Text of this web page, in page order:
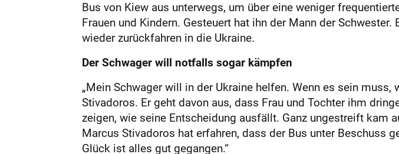
Bus von Kiew aus unterwegs, um über eine weniger
Frauen und Kindern. Gesteuert hat ihn der Mann der
wieder zurückfahren in die Ukraine.
Der Schwager will notfalls sogar kämpfen
„Mein Schwager will in der Ukraine helfen. Wenn es sein
Stivadoros. Er geht davon aus, dass Frau und Tochter ihm
zeigen, wie seine Entscheidung ausfällt. Ganz ungestreift kam
Marcus Stivadoros hat erfahren, dass der Bus unter Beschuss
Glück ist alles gut gegangen.“